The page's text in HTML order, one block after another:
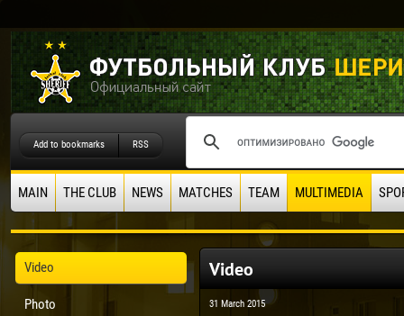
Add to bookmarks RSS
MAIN THE CLUB NEWS MATCHES TEAM MULTIMEDIA
Video
Photo
Video
31 March 2015